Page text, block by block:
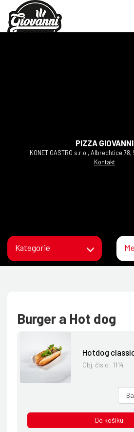
O nás
Zadejte údaje k Vašemu
PIZZA GIOVANNI
KONET GASTRO s.r.o., Albrechtice 78,
Kontakt
Kategorie
Burger a Hot dog
Hotdog
Obj. číslo: 1114
Do košíku